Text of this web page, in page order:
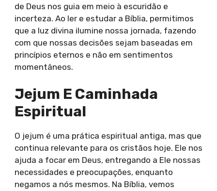
de Deus nos guia em meio à escuridão e
incerteza. Ao ler e estudar a Bíblia, permitimos
que a luz divina ilumine nossa jornada, fazendo
com que nossas decisões sejam baseadas em
princípios eternos e não em sentimentos
momentâneos.
Jejum E Caminhada
Espiritual
O jejum é uma prática espiritual antiga, mas que
continua relevante para os cristãos hoje. Ele nos
ajuda a focar em Deus, entregando a Ele nossas
necessidades e preocupações, enquanto
negamos a nós mesmos. Na Bíblia, vemos